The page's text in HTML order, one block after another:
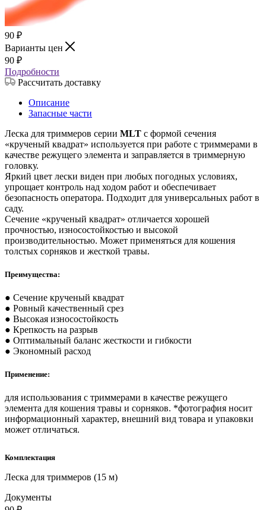
90 ₽
Варианты цен
90 ₽
Подробности
Рассчитать доставку
Описание
Запасные части
Леска для триммеров серии MLT с формой сечения
«крученый квадрат» используется при работе с триммерами в
качестве режущего элемента и заправляется в триммерную
головку.
Яркий цвет лески виден при любых погодных условиях,
упрощает контроль над ходом работ и обеспечивает
безопасность оператора. Подходит для универсальных работ в
саду.
Сечение «крученый квадрат» отличается хорошей
прочностью, износостойкостью и высокой
производительностью. Может применяться для кошения
толстых сорняков и жесткой травы.
Преимущества:
● Сечение крученый квадрат
● Ровный качественный срез
● Высокая износостойкость
● Крепкость на разрыв
● Оптимальный баланс жесткости и гибкости
● Экономный расход
Применение:
для использования с триммерами в качестве режущего
элемента для кошения травы и сорняков. *фотография носит
информационный характер, внешний вид товара и упаковки
может отличаться.
Комплектация
Леска для триммеров (15 м)
Документы